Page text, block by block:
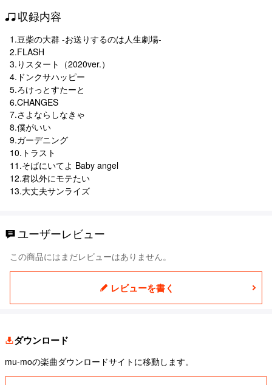
収録内容
1.豆柴の大群 -お送りするのは人生劇場-
2.FLASH
3.りスタート（2020ver.）
4.ドンクサハッピー
5.ろけっとすたーと
6.CHANGES
7.さよならしなきゃ
8.僕がいい
9.ガーデニング
10.トラスト
11.そばにいてよ Baby angel
12.君以外にモテたい
13.大丈夫サンライズ
ユーザーレビュー
この商品にはまだレビューはありません。
レビューを書く
ダウンロード
mu-moの楽曲ダウンロードサイトに移動します。